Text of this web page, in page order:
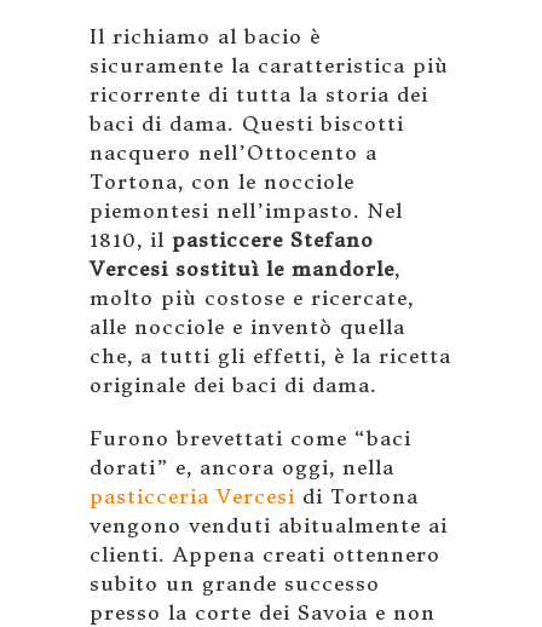
Il richiamo al bacio è
sicuramente la caratteristica più
ricorrente di tutta la storia dei
baci di dama. Questi biscotti
nacquero nell’Ottocento a
Tortona, con le nocciole
piemontesi nell’impasto. Nel
1810, il pasticcere Stefano
Vercesi sostituì le mandorle,
molto più costose e ricercate,
alle nocciole e inventò quella
che, a tutti gli effetti, è la ricetta
originale dei baci di dama.
Furono brevettati come “baci
dorati” e, ancora oggi, nella
pasticceria Vercesi di Tortona
vengono venduti abitualmente ai
clienti. Appena creati ottennero
subito un grande successo
presso la corte dei Savoia e non